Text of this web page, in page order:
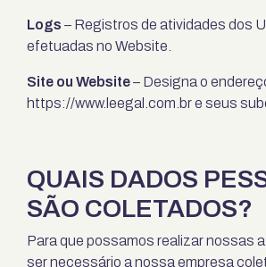
Logs – Registros de atividades dos
efetuadas no Website.
Site ou Website– Designa o
https://www.leegal.com.bre seus
QUAIS DADOS
SÃO COLETADOS?
Para que possamos realizar nossas
ser necessário a nossa empresa